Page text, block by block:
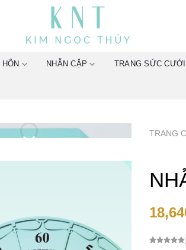
NHẪN CẶP TRANG SỨC CƯỚI
TRANG